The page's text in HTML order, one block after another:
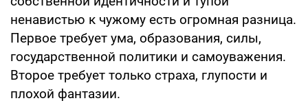
ненавистью к чужому есть огромная разница.
Первое требует ума, образования, силы,
государственной политики и самоуважения.
Второе требует только страха, глупости и
плохой фантазии.